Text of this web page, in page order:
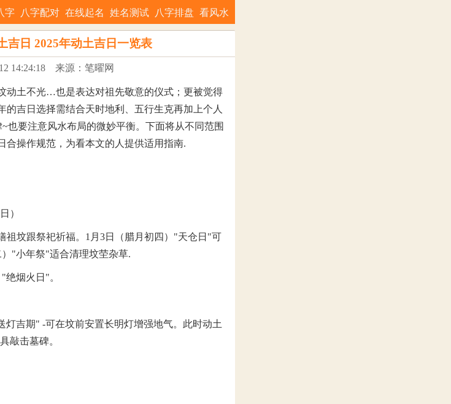
字 八字配对 在线起名 姓名测试 八字排盘 看风水
吉日 2025年动土吉日一览表
14:24:18 来源：笔曜网
动土不光…也是表达对祖先敬意的仪式；更被觉得
的吉日选择需结合天时地利、五行生克再加上个人
也要注意风水布局的微妙平衡。下面将从不同范围
合操作规范，为看本文的人提供适用指南.
）
祖坟跟祭祀祈福。1月3日（腊月初四）"天仓日"可
"小年祭"适合清理坟茔杂草.
绝烟火日"。
灯吉期" -可在坟前安置长明灯增强地气。此时动土
敲击墓碑。